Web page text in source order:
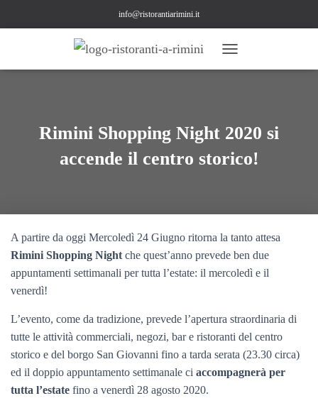
info@ristorantiarimini.it
A
Z
I
O
G
L
E
Rimini Shopping Night 2020 si
accende il centro storico!
A partire da oggi Mercoledì 24 Giugno ritorna la tanto attesa
Rimini Shopping Night che quest’anno prevede ben due
appuntamenti settimanali per tutta l’estate: il mercoledì e il
venerdì!
L’evento, come da tradizione, prevede l’apertura straordinaria di
tutte le attività commerciali, negozi, bar e ristoranti del centro
storico e del borgo San Giovanni fino a tarda serata (23.30 circa)
ed il doppio appuntamento settimanale ci accompagnerà per
tutta l’estate fino a venerdì 28 agosto 2020.